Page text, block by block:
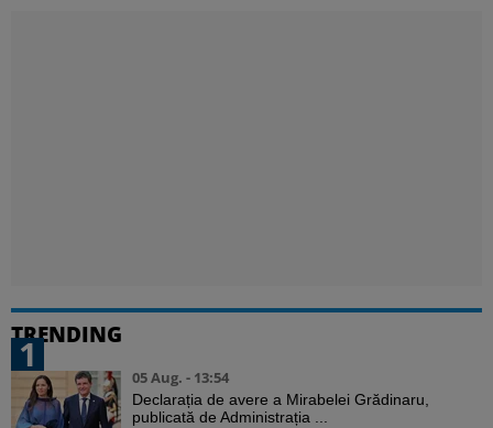
TRENDING
1
05 Aug. - 13:54
Declarația de avere a Mirabelei Grădinaru,
publicată de Administrația ...